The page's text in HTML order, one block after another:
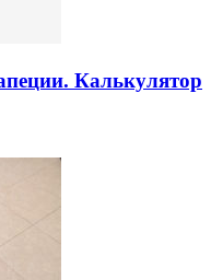
Калькулятор